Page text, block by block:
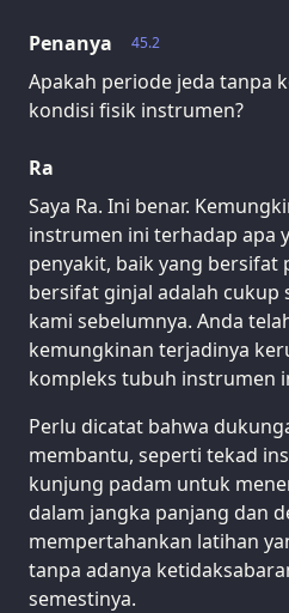
45.2
Penanya
Apakah periode jeda tanpa
kondisi fisik instrumen?
Ra
Saya Ra. Ini benar.
instrumen ini terhadap apa
penyakit, baik yang bersifat
bersifat ginjal adalah
kami sebelumnya. Anda
kemungkinan terjadinya
kompleks tubuh instrumen
Perlu dicatat bahwa
membantu, seperti tekad
kunjung padam untuk
dalam jangka panjang dan
mempertahankan latihan
tanpa adanya
semestinya.